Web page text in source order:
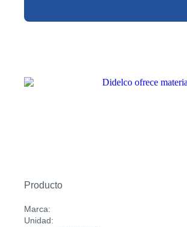
Producto
Marca:
Unidad: